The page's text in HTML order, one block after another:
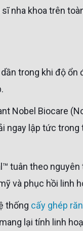
nha khoa trên
Nobel Biocare
ngay lập tức
và phục hồi linh
thống cấy ghép
lại tính linh